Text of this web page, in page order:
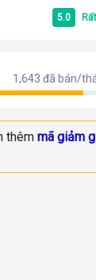
5.0
1,643 đã bán/
thêm mã giảm